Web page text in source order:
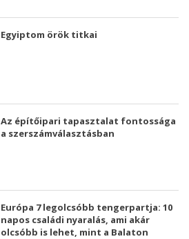
Egyiptom örök titkai
Az építőipari tapasztalat fontossága
a szerszámválasztásban
Európa 7 legolcsóbb tengerpartja: 10
napos családi nyaralás, ami akár
olcsóbb is lehet, mint a Balaton